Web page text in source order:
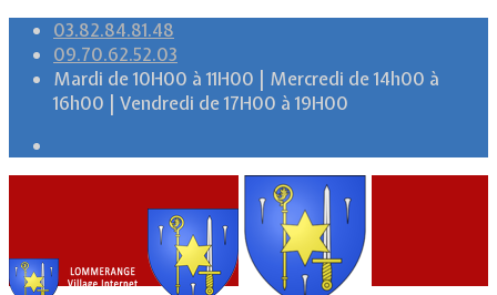
03.82.84.81.48
09.70.62.52.03
Mardi de 10H00 à 11H00 | Mercredi de 14h00 à
16h00 | Vendredi de 17H00 à 19H00